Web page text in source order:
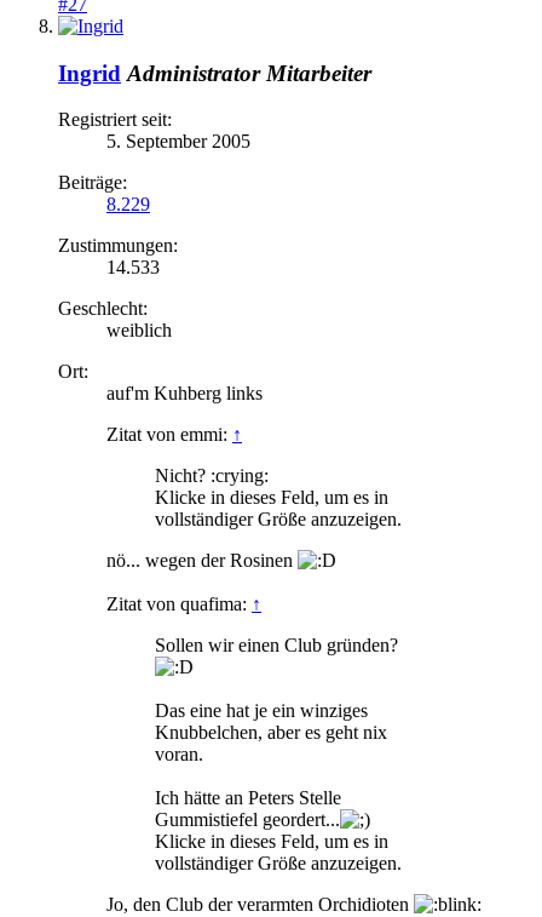
#27
Ingrid Administrator Mitarbeiter
Registriert seit:
5. September 2005
Beiträge:
8.229
Zustimmungen:
14.533
Geschlecht:
weiblich
Ort:
auf'm Kuhberg links
Zitat von emmi: ↑
Nicht? :crying:
Klicke in dieses Feld, um es in
vollständiger Größe anzuzeigen.
nö... wegen der Rosinen
Zitat von quafima: ↑
Sollen wir einen Club gründen?
Das eine hat je ein winziges
Knubbelchen, aber es geht nix
voran.
Ich hätte an Peters Stelle
Gummistiefel geordert...
Klicke in dieses Feld, um es in
vollständiger Größe anzuzeigen.
Jo, den Club der verarmten Orchidioten